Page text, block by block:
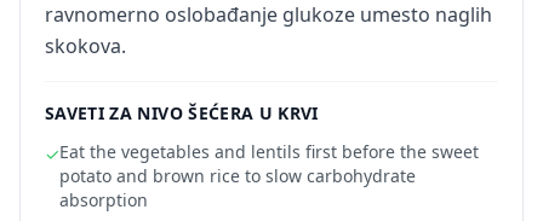
ravnomerno oslobađanje glukoze umesto naglih
skokova.
SAVETI ZA NIVO ŠEĆERA U KRVI
✓Eat the vegetables and lentils first before the sweet
potato and brown rice to slow carbohydrate
absorption